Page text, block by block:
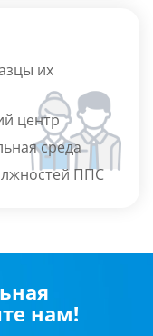
их
центр
среда
ППС
нам!